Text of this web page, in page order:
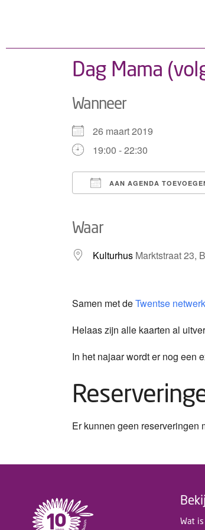
Dag Mama
Wanneer
26 maart 2019
19:00 - 22:30
AAN AGENDA
Waar
Kulturhus Marktstraat 23,
Samen met deTwentse
Helaas zijn alle kaarten al
In het najaar wordt er nog een
Er kunnen geen reserveringen
Wat